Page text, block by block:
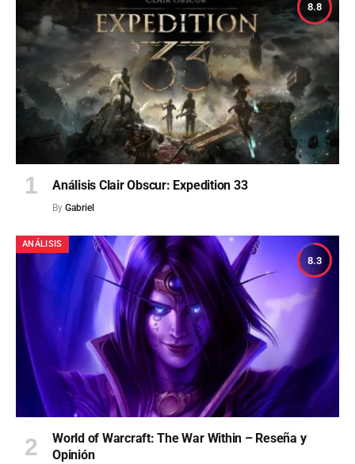
8.8
Análisis Clair Obscur: Expedition 33
By Gabriel
8.3
ANÁLISIS
World of Warcraft: The War Within – Reseña y
Opinión